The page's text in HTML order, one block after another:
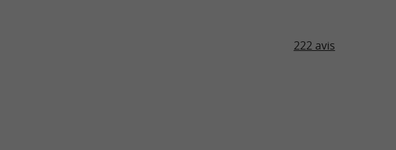
222 avis